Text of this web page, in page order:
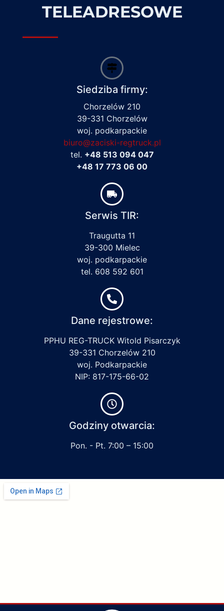
TELEADRESOWE
Siedziba firmy:
Chorzelów 210
39-331 Chorzelów
woj. podkarpackie
biuro@zaciski-regtruck.pl
tel. +48 513 094 047
+48 17 773 06 00
Serwis TIR:
Traugutta 11
39-300 Mielec
woj. podkarpackie
tel. 608 592 601
Dane rejestrowe:
PPHU REG-TRUCK Witold Pisarczyk
39-331 Chorzelów 210
woj. Podkarpackie
NIP: 817-175-66-02
Godziny otwarcia:
Pon. - Pt. 7:00 – 15:00